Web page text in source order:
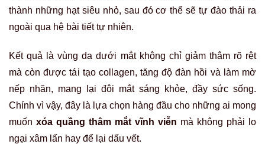
thành những hạt siêu nhỏ, sau đó cơ thể sẽ tự đào thải ra
ngoài qua hệ bài tiết tự nhiên.
Kết quả là vùng da dưới mắt không chỉ giảm thâm rõ rệt
mà còn được tái tạo collagen, tăng độ đàn hồi và làm mờ
nếp nhăn, mang lại đôi mắt sáng khỏe, đầy sức sống.
Chính vì vậy, đây là lựa chọn hàng đầu cho những ai mong
muốn xóa quầng thâm mắt vĩnh viễn mà không phải lo
ngại xâm lấn hay để lại dấu vết.